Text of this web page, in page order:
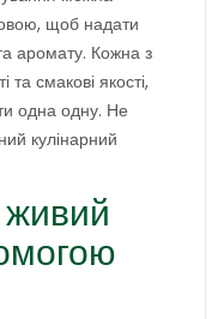
щоб надати
аромату. Кожна з
та смакові якості,
одна одну. Не
кулінарний